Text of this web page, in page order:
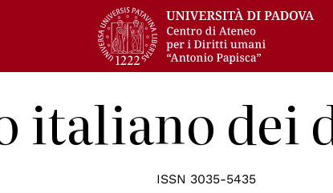
italiano dei
ISSN 3035-5435